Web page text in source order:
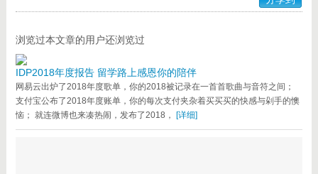
浏览过本文章的用户还浏览过
IDP2018年度报告 留学路上感恩你的陪伴
网易云出炉了2018年度歌单，你的2018被记录在一首首歌曲与音符之间；
支付宝公布了2018年度账单，你的每次支付夹杂着买买买的快感与剁手的懊
恼； 就连微博也来凑热闹，发布了2018， [详细]